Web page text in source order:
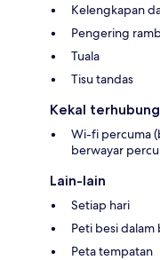
Kelengkapan
Pengering
Tuala
Tisu tandas
Kekal terhubung
Wi-fi percuma
berwayar
Lain-lain
Setiap hari
Peti besi dalam
Peta tempatan